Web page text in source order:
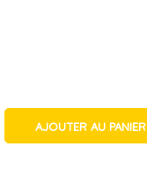
AJOUTER AU PANIER